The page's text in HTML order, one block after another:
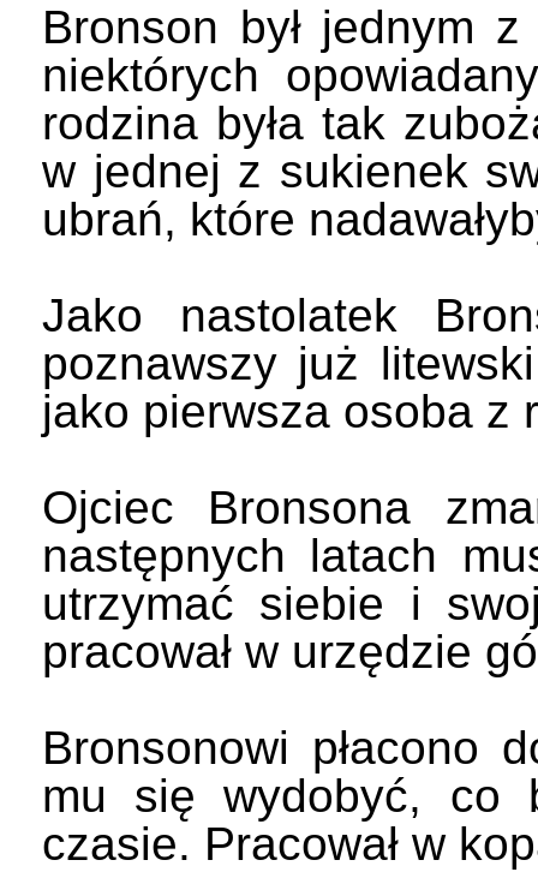
Bronson był jednym
niektórych
rodzina była tak
w jednej z sukienek
ubrań, które
Jako nastolatek
poznawszy już
jako pierwsza osoba z
Ojciec Bronsona
następnych latach
utrzymać siebie i
pracował w urzędzie
Bronsonowi płacono
mu się wydobyć, co
czasie. Pracował w